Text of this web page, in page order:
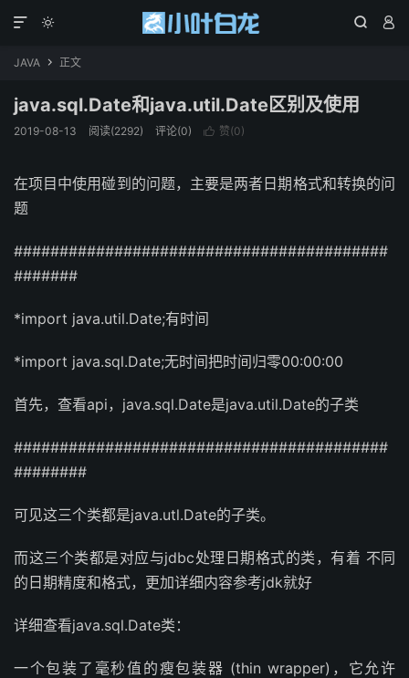
  

JAVA  正文
java.sql.Date和java.util.Date区别及使用
2019-08-13 阅读(2292) 评论(0)  赞(0)
在项目中使用碰到的问题，主要是两者日期格式和转换的问
题
#########################################
#######
*import java.util.Date;有时间
*import java.sql.Date;无时间把时间归零00:00:00
首先，查看api，java.sql.Date是java.util.Date的子类
#########################################
########
可见这三个类都是java.utl.Date的子类。
而这三个类都是对应与jdbc处理日期格式的类，有着 不同
的日期精度和格式，更加详细内容参考jdk就好
详细查看java.sql.Date类：
一个包装了毫秒值的瘦包装器 (thin wrapper)，它允许